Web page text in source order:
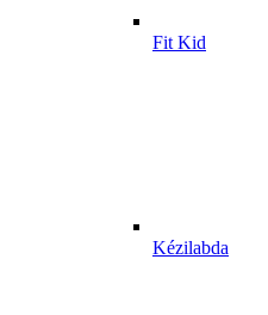
Fit Kid
Kézilabda